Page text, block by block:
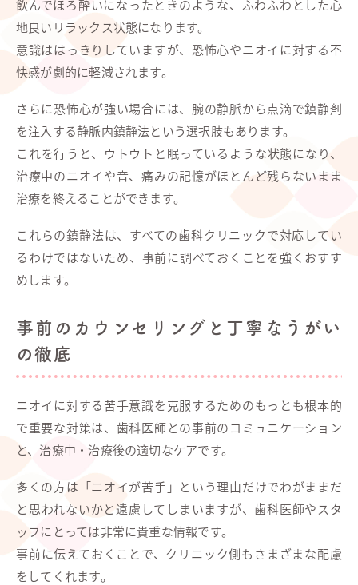
飲んでほろ酔いになったときのような、ふわふわとした心
地良いリラックス状態になります。
意識ははっきりしていますが、恐怖心やニオイに対する不
快感が劇的に軽減されます。
さらに恐怖心が強い場合には、腕の静脈から点滴で鎮静剤
を注入する静脈内鎮静法という選択肢もあります。
これを行うと、ウトウトと眠っているような状態になり、
治療中のニオイや音、痛みの記憶がほとんど残らないまま
治療を終えることができます。
これらの鎮静法は、すべての歯科クリニックで対応してい
るわけではないため、事前に調べておくことを強くおすす
めします。
事前のカウンセリングと丁寧なうがい
の徹底
ニオイに対する苦手意識を克服するためのもっとも根本的
で重要な対策は、歯科医師との事前のコミュニケーション
と、治療中・治療後の適切なケアです。
多くの方は「ニオイが苦手」という理由だけでわがままだ
と思われないかと遠慮してしまいますが、歯科医師やスタ
ッフにとっては非常に貴重な情報です。
事前に伝えておくことで、クリニック側もさまざまな配慮
をしてくれます。